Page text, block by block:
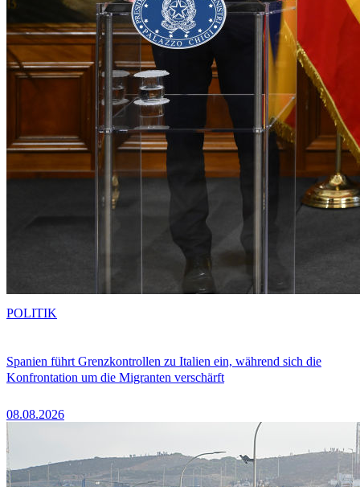
Spanien führt Grenzkontrollen zu Italien ein, während sich die
Konfrontation um die Migranten verschärft
08.08.2026
POLITIK